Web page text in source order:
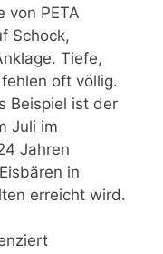
von PETA
Schock,
Tiefe,
oft völlig.
Beispiel ist der
Juli im
Jahren
in
erreicht wird.